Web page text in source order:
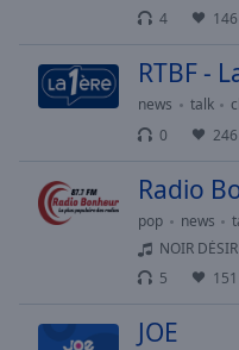
Opacity
4
146
RTBF -
news talk
0
246
Radio
pop news
NOIR
5
151
JOE